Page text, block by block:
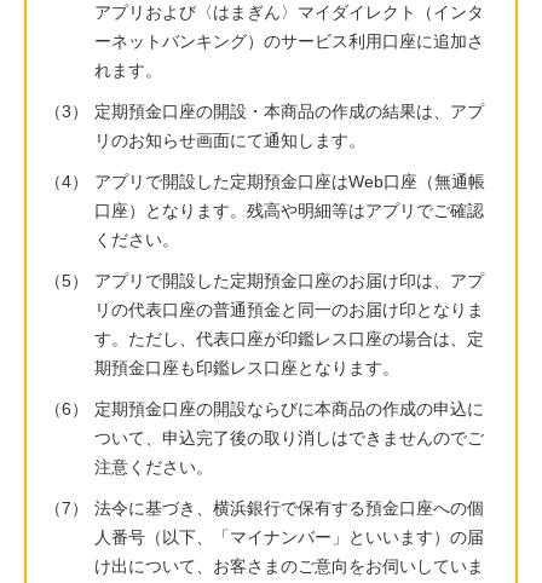
アプリおよび〈はまぎん〉マイダイレクト（インタ
ーネットバンキング）のサービス利用口座に追加さ
れます。
（3）
定期預金口座の開設・本商品の作成の結果は、アプ
リのお知らせ画面にて通知します。
（4）
アプリで開設した定期預金口座はWeb口座（無通帳
口座）となります。残高や明細等はアプリでご確認
ください。
（5）
アプリで開設した定期預金口座のお届け印は、アプ
リの代表口座の普通預金と同一のお届け印となりま
す。ただし、代表口座が印鑑レス口座の場合は、定
期預金口座も印鑑レス口座となります。
（6）
定期預金口座の開設ならびに本商品の作成の申込に
ついて、申込完了後の取り消しはできませんのでご
注意ください。
（7）
法令に基づき、横浜銀行で保有する預金口座への個
人番号（以下、「マイナンバー」といいます）の届
け出について、お客さまのご意向をお伺いしていま